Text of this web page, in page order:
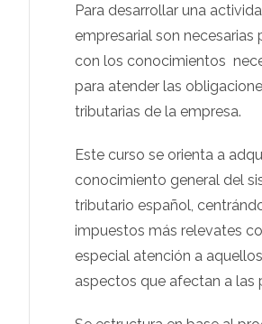
Para desarrollar una
empresarial son necesarias
con los conocimientos
para atender las
tributarias de la empresa.
Este curso se orienta a
conocimiento general del
tributario español,
impuestos más relevates
especial atención a aquellos
aspectos que afectan a las